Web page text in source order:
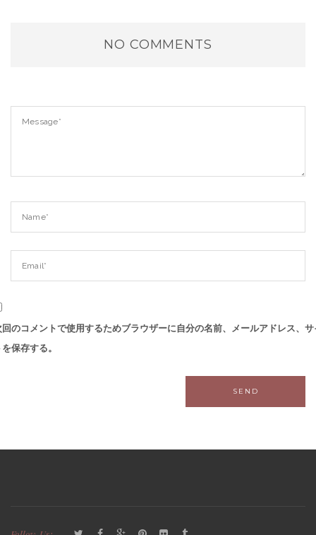
NO COMMENTS
回のコメントで使用するためブラウザーに自分の名前、メールアドレス、サ
保存する。